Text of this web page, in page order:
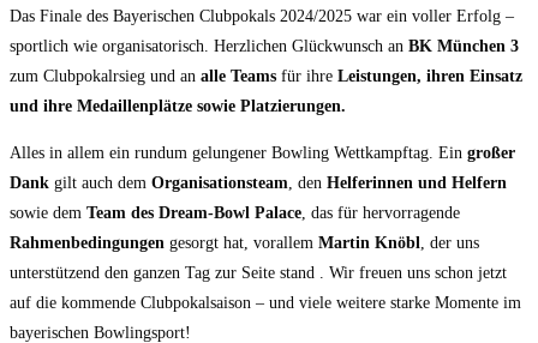
Das Finale des Bayerischen Clubpokals 2024/2025 war ein voller Erfolg –
sportlich wie organisatorisch. Herzlichen Glückwunsch an BK München 3
zum Clubpokalrsieg und an alle Teams für ihre Leistungen, ihren Einsatz
und ihre Medaillenplätze sowie Platzierungen.
Alles in allem ein rundum gelungener Bowling Wettkampftag. Ein großer
Dank gilt auch dem Organisationsteam , den Helferinnen und Helfern
sowie dem Team des Dream-Bowl Palace , das für hervorragende
Rahmenbedingungen gesorgt hat, vorallem Martin Knöbl
, der uns
unterstützend den ganzen Tag zur Seite stand . Wir freuen uns schon jetzt
auf die kommende Clubpokalsaison – und viele weitere starke Momente im
bayerischen Bowlingsport!